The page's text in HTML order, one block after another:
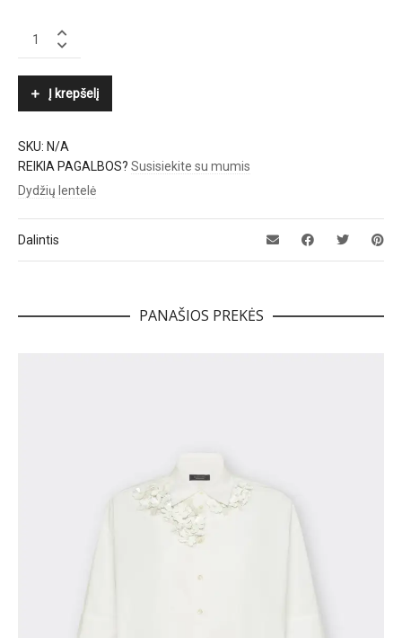
BOGNER
quantity
Į krepšelį
SKU: N/A
REIKIA PAGALBOS? Susisiekite su mumis
Dydžių lentelė
Dalintis
PANAŠIOS PREKĖS